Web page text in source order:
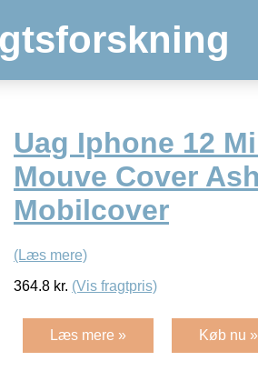
Uag Iphone 12
Mouve Cover
Mobilcover
(Læs mere)
364.8 kr. (Vis fragtpris)
Læs mere » Køb nu »